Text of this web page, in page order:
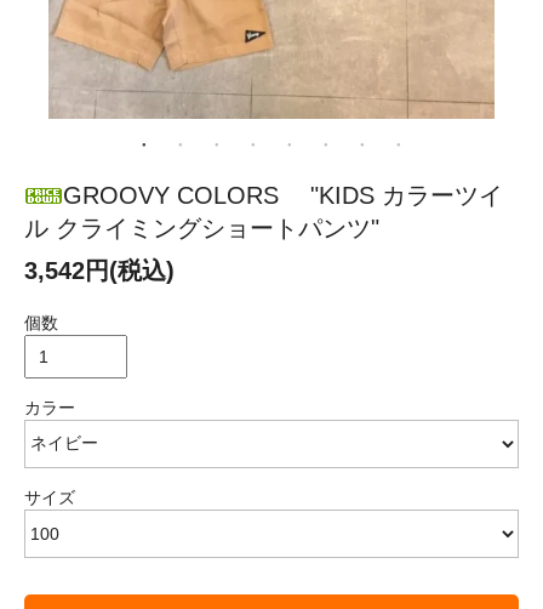
GROOVY COLORS "KIDS カラーツイ
ル クライミングショートパンツ"
3,542円(税込)
個数
カラー
サイズ